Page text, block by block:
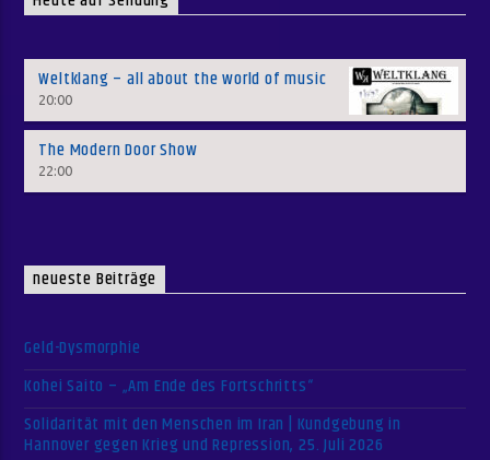
Weltklang – all about the world of music
20:00
The Modern Door Show
22:00
neueste Beiträge
Geld-Dysmorphie
Kohei Saito – „Am Ende des Fortschritts“
Solidarität mit den Menschen im Iran | Kundgebung in
Hannover gegen Krieg und Repression, 25. Juli 2026